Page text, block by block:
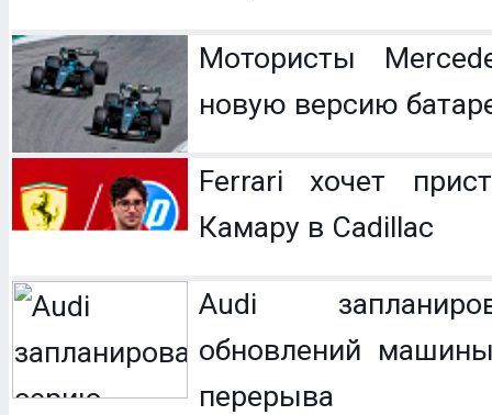
Мотористы
новую версию
Ferrari хочет
Камару в Cadillac
Audi
обновлений
перерыва